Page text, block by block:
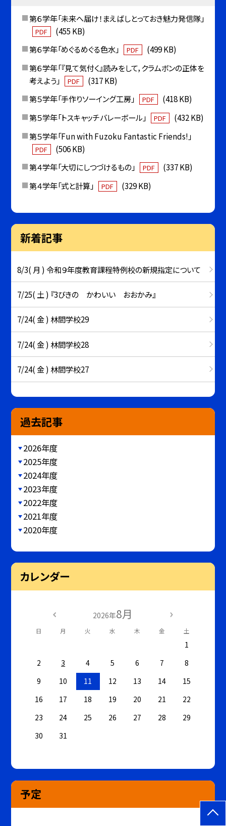
第６学年「未来へ届け！まえばしとっておき魅力発信隊」
PDF
(455 KB)
第６学年「めぐるめぐる色水」
PDF
(499 KB)
第６学年「『見て気付く』読みをして，クラムボンの正体を
考えよう」
PDF
(317 KB)
第５学年「手作りソーイング工房」
PDF
(418 KB)
第５学年「トスキャッチバレーボール」
PDF
(432 KB)
第５学年「Fun with Fuzoku Fantastic Friends!」
PDF
(506 KB)
第４学年「大切にしつづけるもの」
PDF
(337 KB)
第４学年「式と計算」
PDF (329 KB)
新着記事
8/3( 月 ) 令和９年度教育課程特例校の新規指定について
7/25( 土 ) 『3びきの かわいい おおかみ』
7/24( 金 ) 林間学校29
7/24( 金 ) 林間学校28
7/24( 金 ) 林間学校27
過去記事
2026年度
2025年度
2024年度
2023年度
2022年度
2021年度
2020年度
カレンダー
2026年8月
日 月 火 水 木 金 土
1
2
3 4 5 6 7
8
9
10 11 12 13 14
15
16
17 18 19 20 21
22
23
24 25 26 27 28
29
30
31
予定